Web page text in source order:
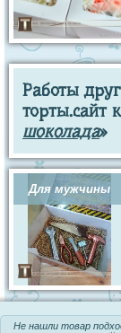
Работы
торты.сайт
шоколада»
Для мужчины
Не нашли товар